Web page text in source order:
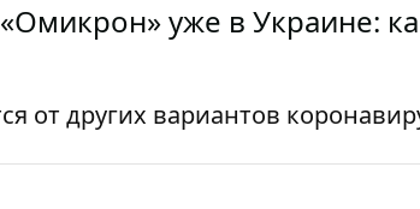
уже в Украине:
от других вариантов